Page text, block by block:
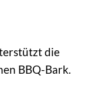
die
BBQ-Bark.